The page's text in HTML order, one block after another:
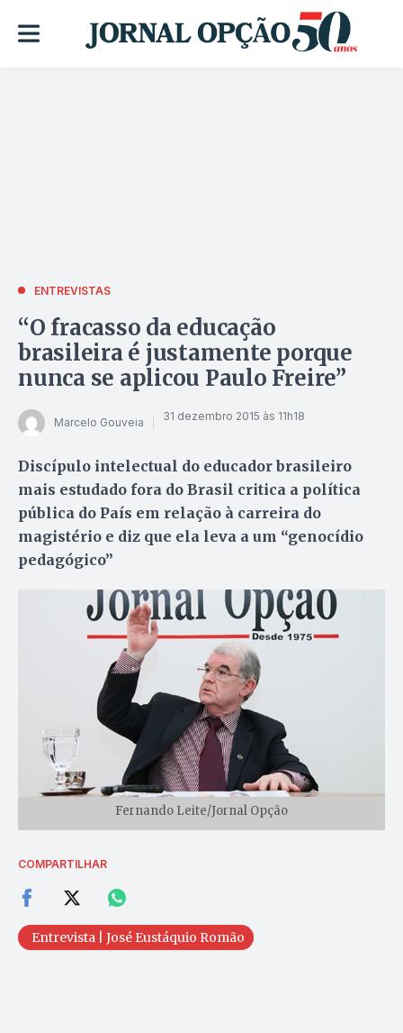
ENTREVISTAS
“O fracasso da educação
brasileira é justamente porque
nunca se aplicou Paulo Freire”
Marcelo Gouveia 31 dezembro 2015 às 11h18
Discípulo intelectual do educador brasileiro
mais estudado fora do Brasil critica a política
pública do País em relação à carreira do
magistério e diz que ela leva a um “genocídio
pedagógico”
Fernando Leite/Jornal Opção
COMPARTILHAR
Entrevista | José Eustáquio Romão